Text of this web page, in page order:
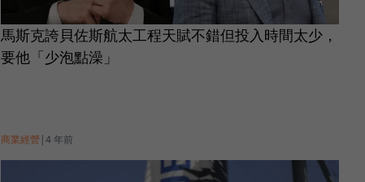
馬斯克誇貝佐斯航太工程天賦不錯但投入時間太少，
要他「少泡點澡」
商業經營|4 年前